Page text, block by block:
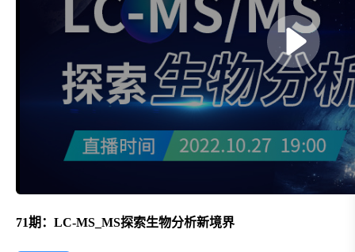
71期：LC-MS_MS探索生物分析新境界